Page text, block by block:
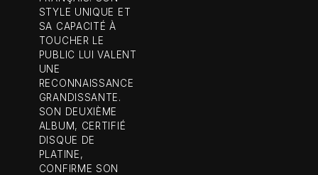
STYLE UNIQUE ET
SA CAPACITÉ À
TOUCHER LE
PUBLIC LUI VALENT
UNE
RECONNAISSANCE
GRANDISSANTE.
SON DEUXIÈME
ALBUM, CERTIFIÉ
DISQUE DE
PLATINE,
CONFIRME SON